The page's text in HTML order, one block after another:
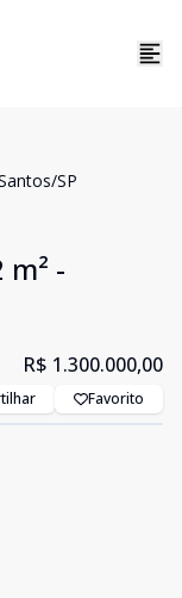
SP
-
R$ 1.300.000,00
Favorito